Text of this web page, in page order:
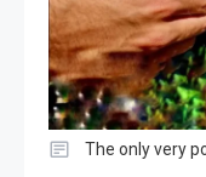
The only very